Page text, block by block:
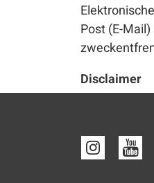
Post (E-
Disclaimer